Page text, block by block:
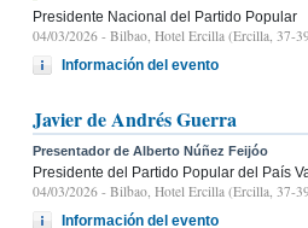
Presidente Nacional del Partido Popular
04/03/2026 - Bilbao, Hotel Ercilla (Ercilla, 37-
Información del evento
Javier de Andrés Guerra
Presentador de Alberto Núñez Feijóo
Presidente del Partido Popular del País
04/03/2026 - Bilbao, Hotel Ercilla (Ercilla, 37-
Información del evento